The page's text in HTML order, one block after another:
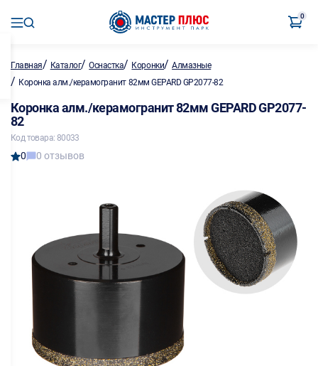
0
Главная/ Каталог/Оснастка/ Коронки/Алмазные
/ Коронка алм./керамогранит 82мм GEPARD GP2077-82
Коронка алм./керамогранит 82мм GEPARD GP2077-
82
Код товара: 80033
0 0 отзывов